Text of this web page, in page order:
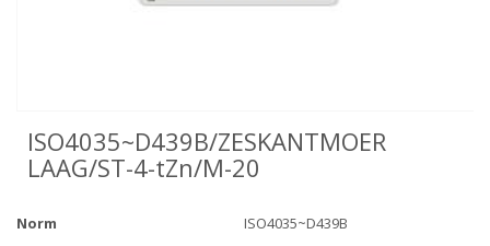
ISO4035~D439B/ZESKANTMOER
LAAG/ST-4-tZn/M-20
Norm
ISO4035~D439B